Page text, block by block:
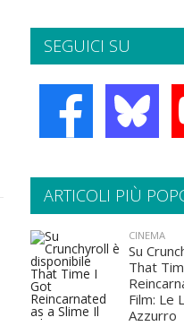
SEGUICI SU
ARTICOLI PIÙ
CINEMA
Su
That
Film: Le
Azzurro